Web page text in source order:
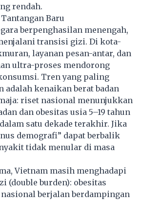
rendah.
Baru
berpenghasilan menengah,
transisi gizi. Di kota-
layanan pesan-antar, dan
ultra-proses mendorong
Tren yang paling
kenaikan berat badan
riset nasional menunjukkan
dan obesitas usia 5–19 tahun
satu dekade terakhir. Jika
demografi” dapat berbalik
tidak menular di masa
Vietnam masih menghadapi
(double burden): obesitas
berjalan berdampingan